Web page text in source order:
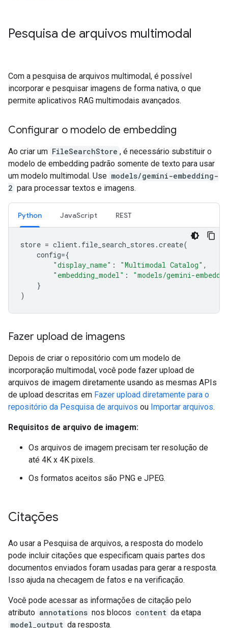
Pesquisa de arquivos multimodal
Com a pesquisa de arquivos multimodal, é possível
incorporar e pesquisar imagens de forma nativa, o que
permite aplicativos RAG multimodais avançados.
Configurar o modelo de embedding
Ao criar um FileSearchStore , é necessário substituir o
modelo de embedding padrão somente de texto para usar
um modelo multimodal. Use models/gemini-embedding-
2 para processar textos e imagens.
Python JavaScript REST
store = client. file_search_stores .create(
config={
"display_name" : "Multimodal Catalog" ,
"embedding_model" :
"models/gemini-
}
)
Fazer upload de imagens
Depois de criar o repositório com um modelo de
incorporação multimodal, você pode fazer upload de
arquivos de imagem diretamente usando as mesmas APIs
de upload descritas em Fazer upload diretamente para o
repositório da Pesquisa de arquivos ou Importar arquivos.
Requisitos de arquivo de imagem:
Os arquivos de imagem precisam ter resolução de
até 4K x 4K pixels.
Os formatos aceitos são PNG e JPEG.
Citações
Ao usar a Pesquisa de arquivos, a resposta do modelo
pode incluir citações que especificam quais partes dos
documentos enviados foram usadas para gerar a resposta.
Isso ajuda na checagem de fatos e na verificação.
Você pode acessar as informações de citação pelo
atributo annotations nos blocos content da etapa
model_output da resposta.